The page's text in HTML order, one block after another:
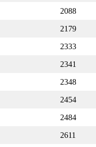
2088
2179
2333
2341
2348
2454
2484
2611